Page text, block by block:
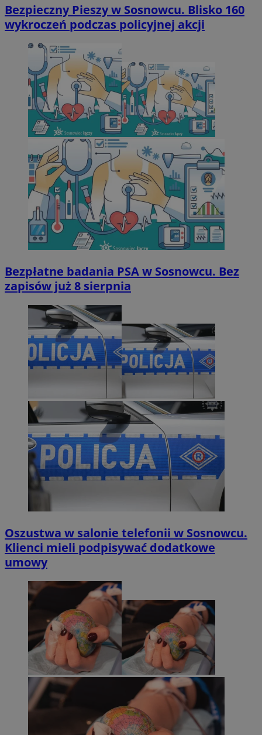
Bezpieczny Pieszy w Sosnowcu. Blisko 160
wykroczeń podczas policyjnej akcji
Bezpłatne badania PSA w Sosnowcu. Bez
zapisów już 8 sierpnia
Oszustwa w salonie telefonii w Sosnowcu.
Klienci mieli podpisywać dodatkowe
umowy